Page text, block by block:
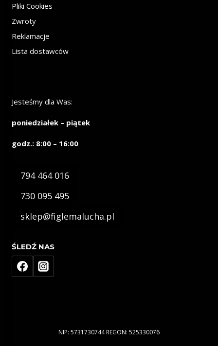
Pliki Cookies
Zwroty
Reklamacje
Lista dostawców
Jesteśmy dla Was:
poniedziałek – piątek
godz.: 8:00 – 16:00
794 464 016
730 095 495
sklep@figlemalucha.pl
ŚLEDŹ NAS
NIP: 5731730744 REGON: 525330076